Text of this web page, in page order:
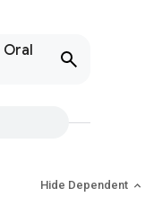
Hide Dependent